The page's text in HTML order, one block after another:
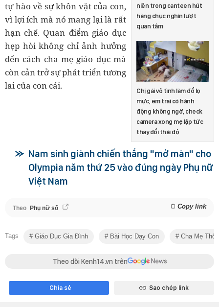
niên trong canteen hút
hàng chục nghìn lượt
quan tâm
Chị gái vô tình làm đổ lọ
mực, em trai có hành
động không ngờ, check
camera xong mẹ lập tức
thay đổi thái độ
tự hào về sự khôn vặt của con,
vì lợi ích mà nó mang lại là rất
hạn chế. Quan điểm giáo dục
hẹp hòi không chỉ ảnh hưởng
đến cách cha mẹ giáo dục mà
còn cản trở sự phát triển tương
lai của con cái.
Nam sinh giành chiến thắng "mở màn" cho
Olympia năm thứ 25 vào đúng ngày Phụ nữ
Việt Nam
Theo Phụ nữ số Copy link
Tags Giáo Dục Gia Đình Bài Học Dạy Con Cha Mẹ
Theo dõi Kenh14.vn trên
Chia sẻ Sao chép link